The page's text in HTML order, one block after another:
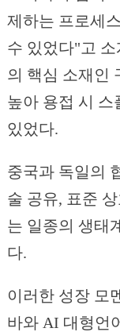
제하는 프로세
수 있었다"고 소
의 핵심 소재인
높아 용접 시 스
있었다.
중국과 독일의
술 공유, 표준
는 일종의 생태
다.
이러한 성장 모
바와 AI 대형언